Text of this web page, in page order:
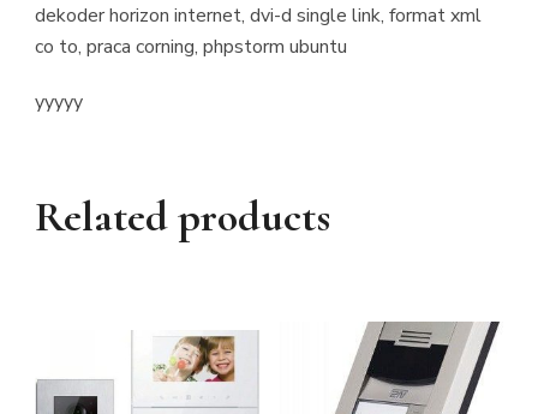
dekoder horizon internet, dvi-d single link, format xml
co to, praca corning, phpstorm ubuntu
yyyyy
Related products